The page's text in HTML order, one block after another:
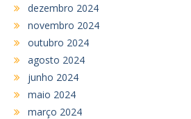
dezembro 2024
novembro 2024
outubro 2024
agosto 2024
junho 2024
maio 2024
março 2024